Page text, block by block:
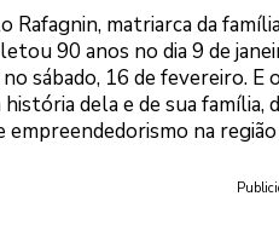
matriarca da
90 anos no dia 9 de
sábado, 16 de fevereiro.
história dela e de sua
na